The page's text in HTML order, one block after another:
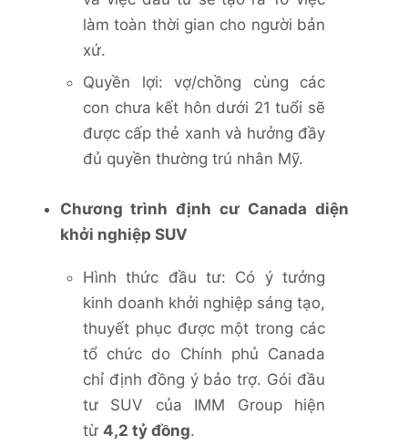
làm toàn thời gian cho người bản
xứ.
Quyền lợi: vợ/chồng cùng các
con chưa kết hôn dưới 21 tuổi sẽ
được cấp thẻ xanh và hưởng đầy
đủ quyền thường trú nhân Mỹ.
Chương trình định cư Canada diện
khởi nghiệp SUV
Hình thức đầu tư: Có ý tưởng
kinh doanh khởi nghiệp sáng tạo,
thuyết phục được một trong các
tổ chức do Chính phủ Canada
chỉ định đồng ý bảo trợ. Gói đầu
tư SUV của IMM Group hiện
từ 4,2 tỷ đồng.